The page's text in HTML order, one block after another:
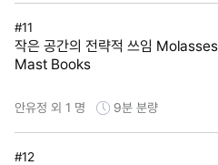
#11
작은 공간의 전략적 쓰임
Mast Books
안유정 외 1 명 9분 분량
#12